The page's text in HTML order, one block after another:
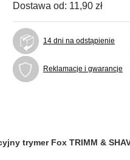
Dostawa od: 11,90 zł
14 dni na odstąpienie
Reklamacje i gwarancje
trymer Fox TRIMM &